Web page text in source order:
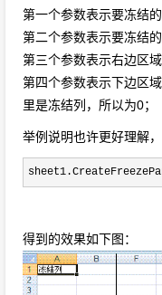
第一个参数表示要冻结的
第二个参数表示要冻结
第三个参数表示右边区
第四个参数表示下边区
里是冻结列，所以为0；
举例说明也许更好理解
得到的效果如下图：